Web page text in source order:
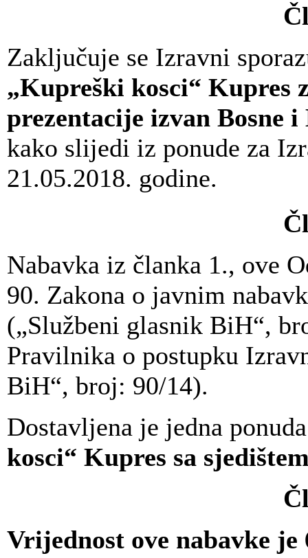
Zaključuje se Izravni
„Kupreški kosci“ Kupres
prezentacije izvan Bosne
kako slijedi iz ponude za
21.05.2018. godine.
Nabavka iz članka 1., ove
90. Zakona o javnim
(„Službeni glasnik BiH“,
Pravilnika o postupku
BiH“, broj: 90/14).
Dostavljena je jedna
kosci“ Kupres sa
Vrijednost ove nabavke je